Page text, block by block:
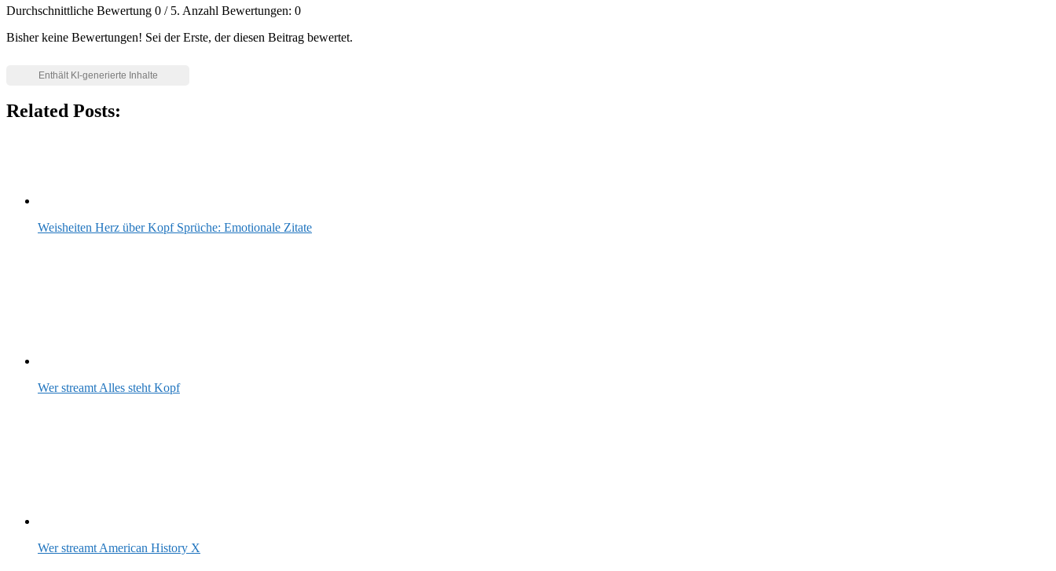
Durchschnittliche Bewertung 0 / 5. Anzahl Bewertungen: 0
Bisher keine Bewertungen! Sei der Erste, der diesen Beitrag bewertet.
Related Posts:
Weisheiten Herz über Kopf Sprüche: Emotionale Zitate
Wer streamt Alles steht Kopf
Wer streamt American History X